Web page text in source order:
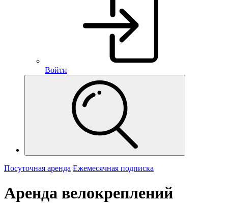
Войти
Посуточная аренда Ежемесячная подписка
Аренда велокреплений